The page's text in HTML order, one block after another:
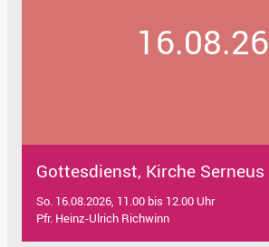
16.08.26
Gottesdienst, Kirche Serneus
So. 16.08.2026, 11.00 bis 12.00 Uhr
Pfr. Heinz-Ulrich Richwinn